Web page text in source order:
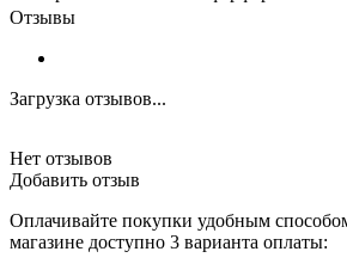
Отзывы
Загрузка отзывов...
Нет отзывов
Добавить отзыв
Оплачивайте покупки удобным
магазине доступно 3 варианта оплаты: